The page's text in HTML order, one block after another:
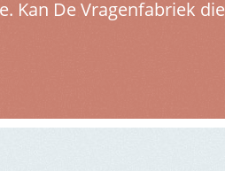
Kan De Vragenfabriek die